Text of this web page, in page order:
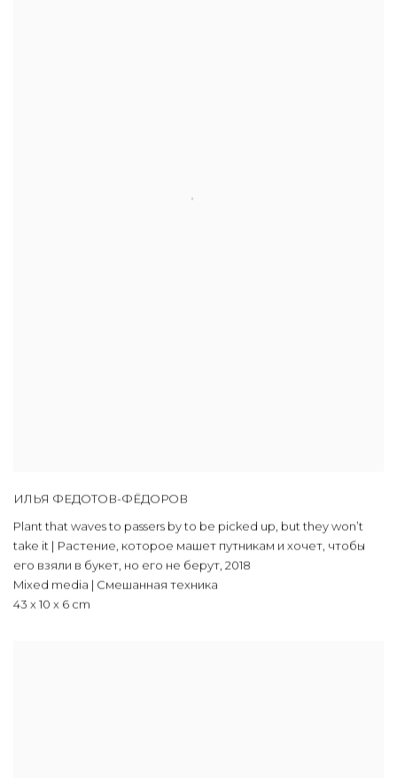
ИЛЬЯ ФЕДОТОВ-ФЁДОРОВ
Plant that waves to passers by to be picked up, but they won’t
take it | Растение, которое машет путникам и хочет, чтобы
его взяли в букет, но его не берут, 2018
Mixed media | Смешанная техника
43 x 10 x 6 cm